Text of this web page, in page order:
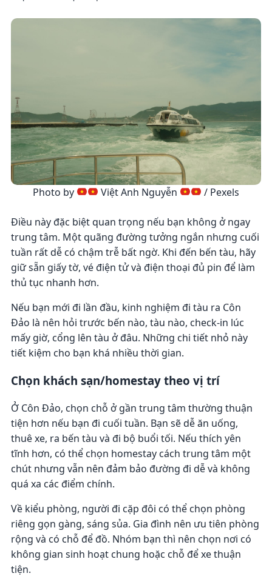
Photo by Việt Anh Nguyễn / Pexels
Điều này đặc biệt quan trọng nếu bạn không ở ngay
trung tâm. Một quãng đường tưởng ngắn nhưng cuối
tuần rất dễ có chậm trễ bất ngờ. Khi đến bến tàu, hãy
giữ sẵn giấy tờ, vé điện tử và điện thoại đủ pin để làm
thủ tục nhanh hơn.
Nếu bạn mới đi lần đầu, kinh nghiệm đi tàu ra Côn
Đảo là nên hỏi trước bến nào, tàu nào, check-in lúc
mấy giờ, cổng lên tàu ở đâu. Những chi tiết nhỏ này
tiết kiệm cho bạn khá nhiều thời gian.
Chọn khách sạn/homestay theo vị trí
Ở Côn Đảo, chọn chỗ ở gần trung tâm thường thuận
tiện hơn nếu bạn đi cuối tuần. Bạn sẽ dễ ăn uống,
thuê xe, ra bến tàu và đi bộ buổi tối. Nếu thích yên
tĩnh hơn, có thể chọn homestay cách trung tâm một
chút nhưng vẫn nên đảm bảo đường đi dễ và không
quá xa các điểm chính.
Về kiểu phòng, người đi cặp đôi có thể chọn phòng
riêng gọn gàng, sáng sủa. Gia đình nên ưu tiên phòng
rộng và có chỗ để đồ. Nhóm bạn thì nên chọn nơi có
không gian sinh hoạt chung hoặc chỗ để xe thuận
tiện.